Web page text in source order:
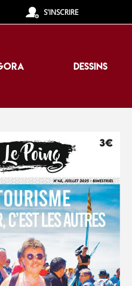
S'INSCRIRE
DESSINS
DESSINS